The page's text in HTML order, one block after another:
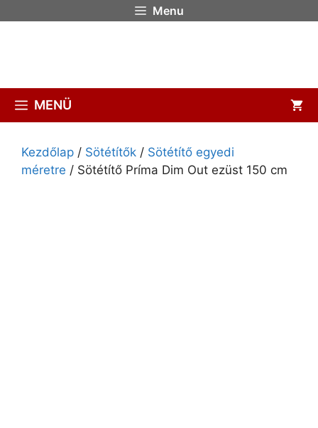
Menu
MENÜ
Kezdőlap / Sötétítők / Sötétítő egyedi
méretre / Sötétítő Príma Dim Out ezüst 150 cm